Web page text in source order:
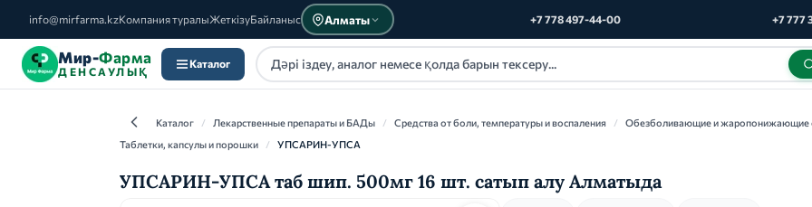
info@mirfarma.kzКомпания туралыЖеткізуБайланыс Алматы +7 778 497-44-00 +7 777
Мир-Фарма
ДЕНСАУЛЫҚ
Каталог
Каталог / Лекарственные препараты и БАДы / Средства от боли, температуры и воспаления / Обезболивающие и жаропонижающие
Таблетки, капсулы и порошки
/ УПСАРИН-УПСА
УПСАРИН-УПСА таб шип. 500мг 16 шт. сатып алу Алматыда